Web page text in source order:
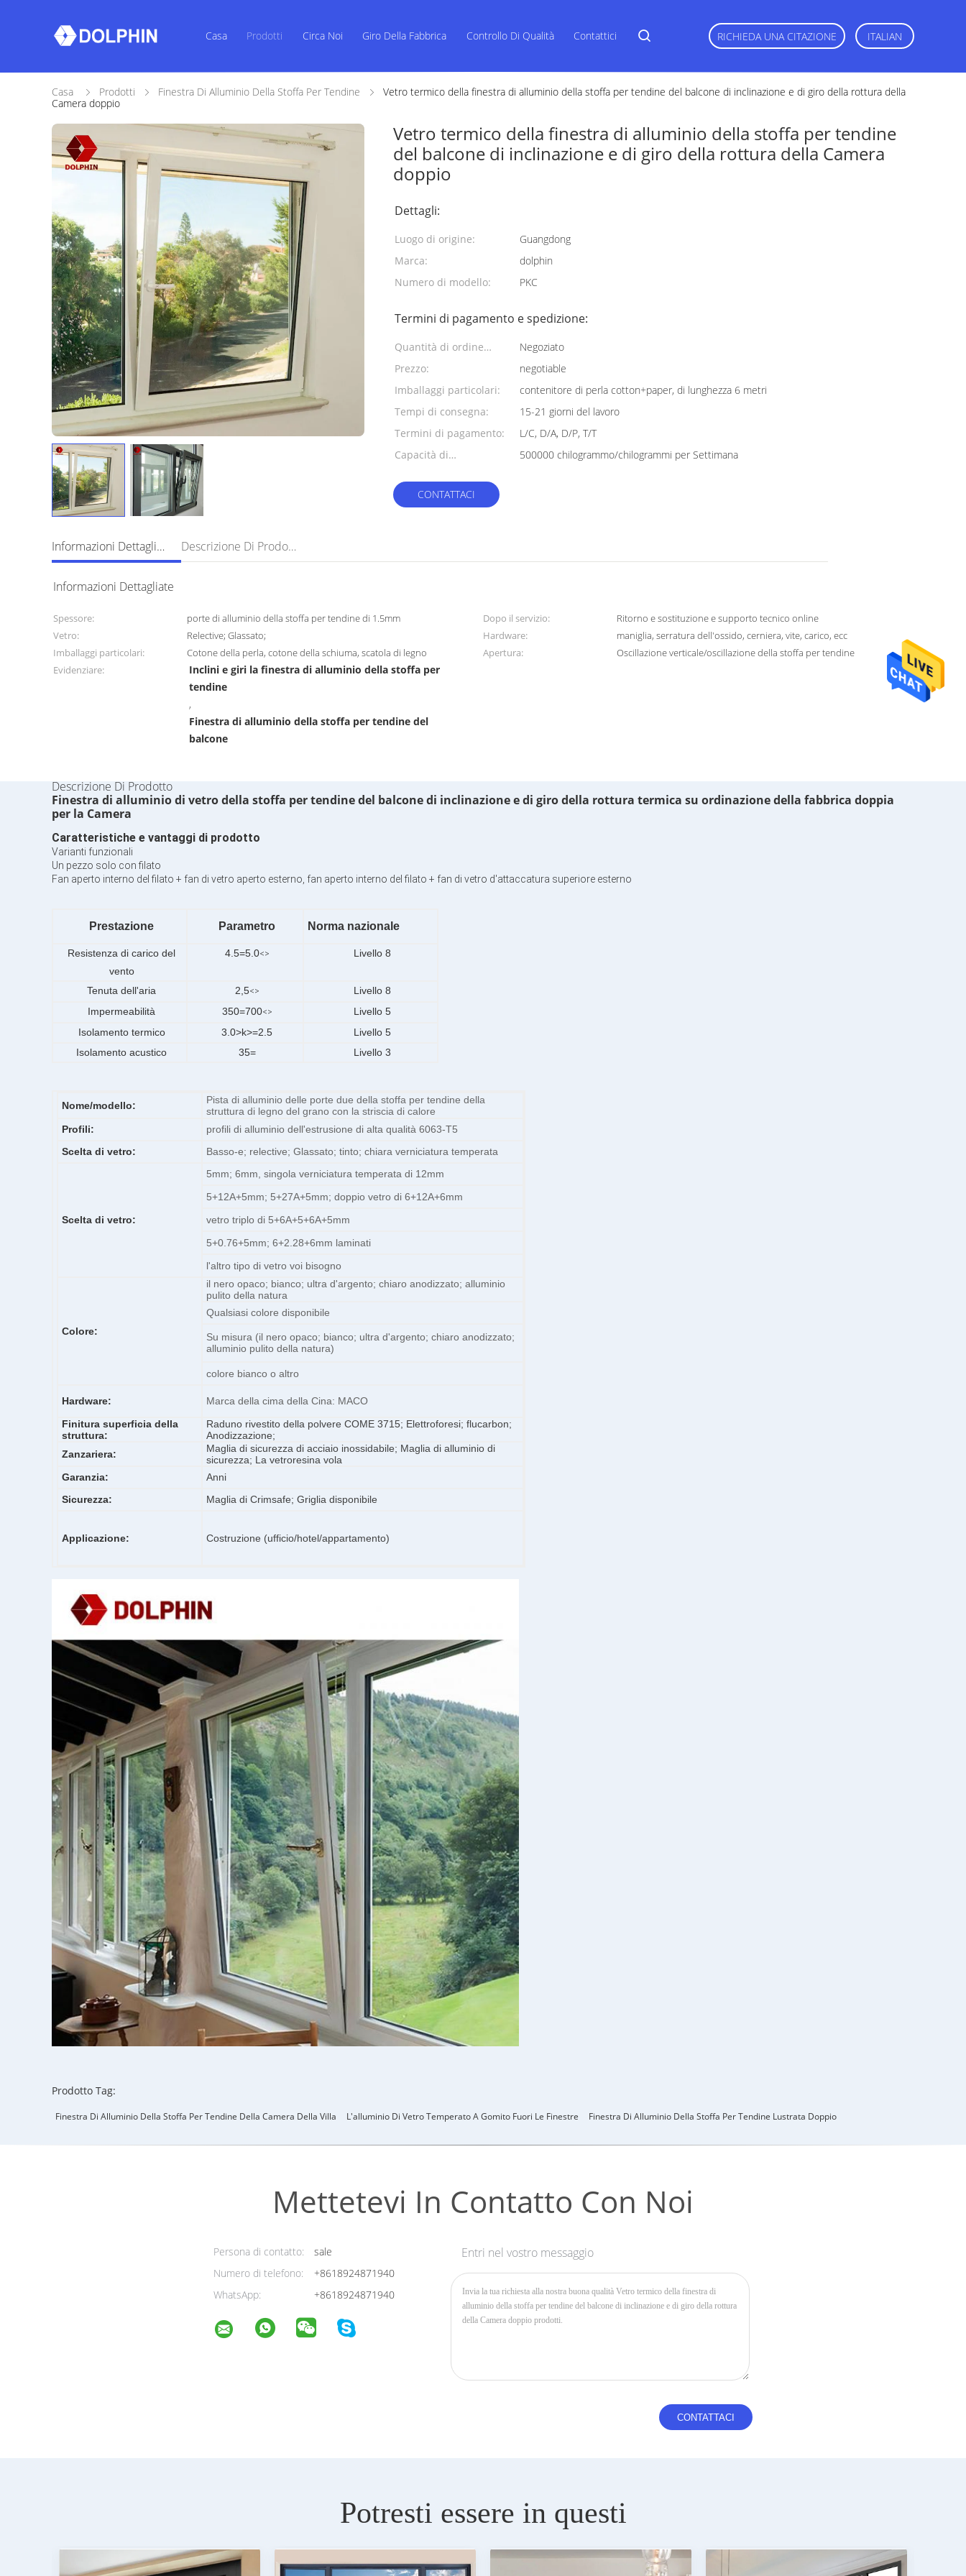
Casa Prodotti Circa Noi Giro Della Fabbrica Controllo Di Qualità Contattici RICHIEDA UNA CITAZIONE ITALIAN
Casa Prodotti Finestra Di Alluminio Della Stoffa Per Tendine
Vetro termico della finestra di alluminio della stoffa per tendine del balcone di inclinazione e di giro della rottura della
Camera doppio
Vetro termico della finestra di alluminio della stoffa per tendine
del balcone di inclinazione e di giro della rottura della Camera
doppio
Dettagli:
Luogo di origine:
Guangdong
Marca:
dolphin
Numero di modello:
PKC
Termini di pagamento e spedizione:
Quantità di ordine
minimo:
Negoziato
Prezzo:
negotiable
Imballaggi particolari:
contenitore di perla cotton+paper, di lunghezza 6 metri
Tempi di consegna:
15-21 giorni del lavoro
Termini di pagamento:
L/C, D/A, D/P, T/T
Capacità di
500000 chilogrammo/chilogrammi per Settimana
CONTATTACI
Informazioni Dettagliate Descrizione Di Prodotto
Informazioni Dettagliate
Spessore: porte di alluminio della stoffa per tendine di 1.5mm Dopo il servizio:
Ritorno e sostituzione e supporto tecnico online
Vetro:
Relective; Glassato; Hardware:
maniglia, serratura dell'ossido, cerniera, vite, carico, ecc
Imballaggi particolari:
Cotone della perla, cotone della schiuma, scatola di legno Apertura:
Oscillazione verticale/oscillazione della stoffa per tendine
Evidenziare:
Inclini e giri la finestra di alluminio della stoffa per
tendine
,
Finestra di alluminio della stoffa per tendine del
balcone
Descrizione Di Prodotto
Finestra di alluminio di vetro della stoffa per tendine del balcone di inclinazione e di giro della rottura termica su ordinazione della fabbrica doppia
per la Camera
Caratteristiche e vantaggi di prodotto
Varianti funzionali
Un pezzo solo con filato
Fan aperto interno del filato + fan di vetro aperto esterno, fan aperto interno del filato + fan di vetro d'attaccatura superiore esterno
Prestazione Parametro Norma nazionale
Resistenza di carico del
vento
4.5=5.0<> Livello 8
Tenuta dell'aria 2,5<>
Livello 8
Impermeabilità
350=700<>
Livello 5
Isolamento termico
3.0>k>=2.5
Livello 5
Isolamento acustico
35= Livello 3
Nome/modello:
Pista di alluminio delle porte due della stoffa per tendine della
struttura di legno del grano con la striscia di calore
Profili:
profili di alluminio dell'estrusione di alta qualità 6063-T5
Scelta di vetro:
Basso-e; relective; Glassato; tinto; chiara verniciatura temperata
Scelta di vetro:
5mm; 6mm, singola verniciatura temperata di 12mm
5+12A+5mm; 5+27A+5mm; doppio vetro di 6+12A+6mm
vetro triplo di 5+6A+5+6A+5mm
5+0.76+5mm; 6+2.28+6mm laminati
l'altro tipo di vetro voi bisogno
Colore:
il nero opaco; bianco; ultra d'argento; chiaro anodizzato; alluminio
pulito della natura
Qualsiasi colore disponibile
Su misura (il nero opaco; bianco; ultra d'argento; chiaro anodizzato;
alluminio pulito della natura)
colore bianco o altro
Hardware:
Marca della cima della Cina: MACO
Finitura superficia della
struttura:
Raduno rivestito della polvere COME 3715; Elettroforesi; flucarbon;
Anodizzazione;
Zanzariera:
Maglia di sicurezza di acciaio inossidabile; Maglia di alluminio di
sicurezza; La vetroresina vola
Garanzia:
Anni
Sicurezza:
Maglia di Crimsafe; Griglia disponibile
Applicazione: Costruzione (ufficio/hotel/appartamento)
Prodotto Tag:
Finestra Di Alluminio Della Stoffa Per Tendine Della Camera Della Villa L'alluminio Di Vetro Temperato A Gomito Fuori Le Finestre Finestra Di Alluminio Della Stoffa Per Tendine Lustrata Doppio
Mettetevi In ​​contatto Con Noi
Persona di contatto:
sale
Numero di telefono:
+8618924871940
WhatsApp:
+8618924871940
Entri nel vostro messaggio
Potresti essere in questi